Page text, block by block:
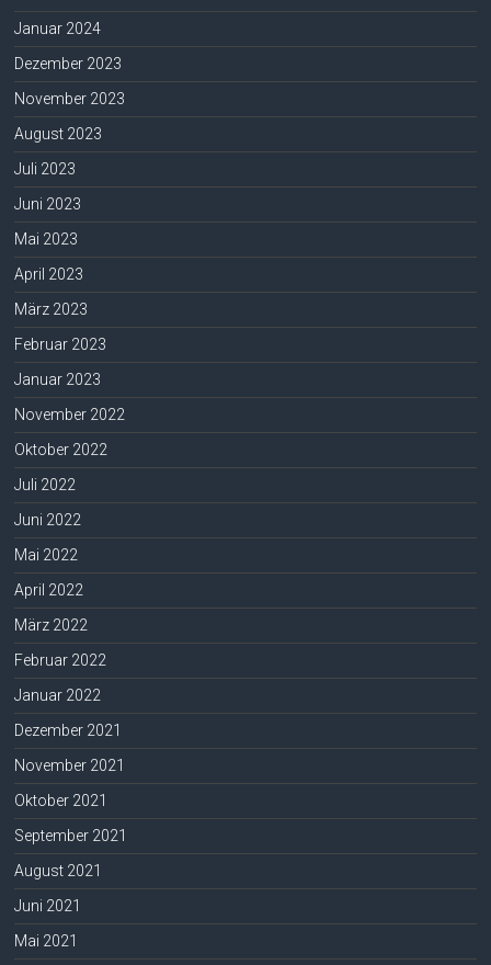
Januar 2024
Dezember 2023
November 2023
August 2023
Juli 2023
Juni 2023
Mai 2023
April 2023
März 2023
Februar 2023
Januar 2023
November 2022
Oktober 2022
Juli 2022
Juni 2022
Mai 2022
April 2022
März 2022
Februar 2022
Januar 2022
Dezember 2021
November 2021
Oktober 2021
September 2021
August 2021
Juni 2021
Mai 2021